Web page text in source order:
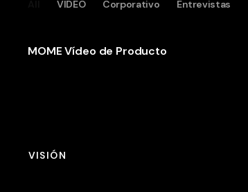
VIDEO Corporativo Entrevistas
MOME Vídeo de Producto
VISIÓN